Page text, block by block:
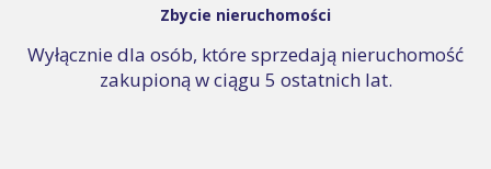
Zbycie nieruchomości
Wyłącznie dla osób, które sprzedają nieruchomość
zakupioną w ciągu 5 ostatnich lat.